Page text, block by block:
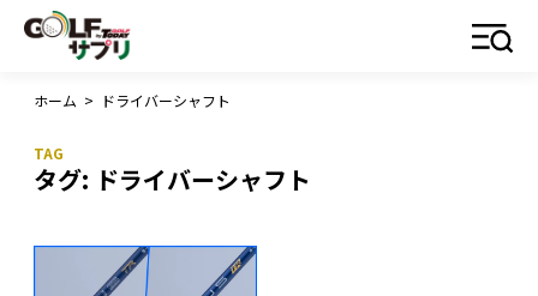
ホーム > ドライバーシャフト
タグ: ドライバーシャフト